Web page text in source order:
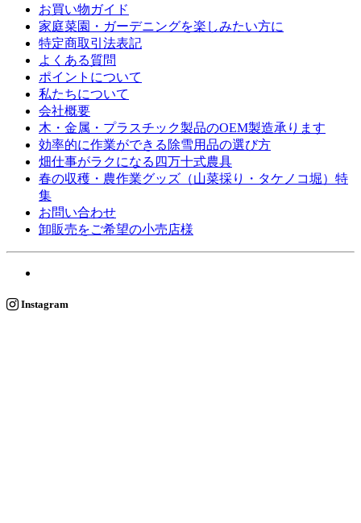
お買い物ガイド
家庭菜園・ガーデニングを楽しみたい方に
特定商取引法表記
よくある質問
ポイントについて
私たちについて
会社概要
木・金属・プラスチック製品のOEM製造承ります
効率的に作業ができる除雪用品の選び方
畑仕事がラクになる四万十式農具
春の収穫・農作業グッズ（山菜採り・タケノコ堀）特
集
お問い合わせ
卸販売をご希望の小売店様
Instagram